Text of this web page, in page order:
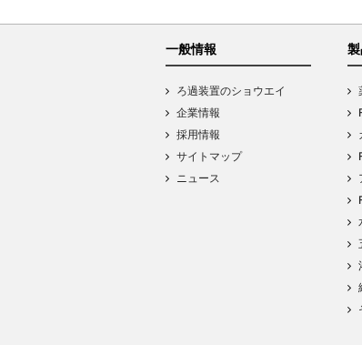
一般情報
ろ過装置のショウエイ
企業情報
採用情報
サイトマップ
ニュース